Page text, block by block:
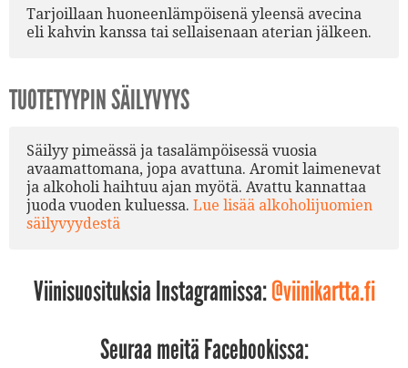
Tarjoillaan huoneenlämpöisenä yleensä avecina
eli kahvin kanssa tai sellaisenaan aterian jälkeen.
TUOTETYYPIN SÄILYVYYS
Säilyy pimeässä ja tasalämpöisessä vuosia
avaamattomana, jopa avattuna. Aromit laimenevat
ja alkoholi haihtuu ajan myötä. Avattu kannattaa
juoda vuoden kuluessa. Lue lisää alkoholijuomien
säilyvyydestä
Viinisuosituksia Instagramissa:@viinikartta.fi
Seuraa meitä Facebookissa: